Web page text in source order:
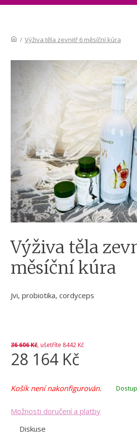
/ Výživa těla zevnitř 6 měsíční kúra
Výživa těla
měsíční kúra
Jvi, probiotika, cordyceps
36 606Kč, ušetříte 8442 Kč
28 164 Kč
Košík není nakonfigurován.
Možnosti doručení a platby
Diskuse